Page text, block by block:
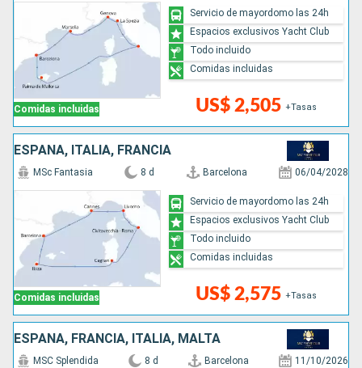
Comidas incluidas US$ 2,505 +Tasas
Servicio de mayordomo las 24h
Espacios exclusivos Yacht Club
Todo incluido
Comidas incluidas
ESPAÑA, ITALIA, FRANCIA
Comidas incluidas
MSc Fantasia 8 d Barcelona 06/04/2028
US$ 2,575 +Tasas
Servicio de mayordomo las 24h
Espacios exclusivos Yacht Club
Todo incluido
Comidas incluidas
ESPAÑA, FRANCIA, ITALIA, MALTA
MSC Splendida 8 d Barcelona 11/10/2026